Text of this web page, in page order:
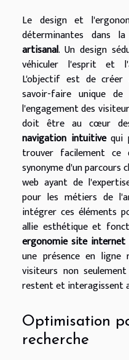
Le design et
déterminantes dans
artisanal. Un design
véhiculer l'esprit et
L'objectif est de
savoir-faire unique
l'engagement des
doit être au cœur des
navigation intuitivequi
trouver facilement ce
synonyme d'un parcours
web ayant de
pour les métiers de
intégrer ces éléments
allie esthétique et
ergonomie site internet
une présence en ligne
visiteurs non
restent et interagissent
Optimisation
recherche